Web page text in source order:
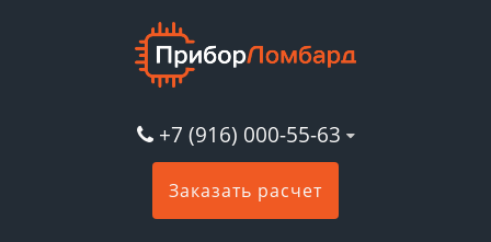
+7 (916) 000-55-63
Заказать расчет